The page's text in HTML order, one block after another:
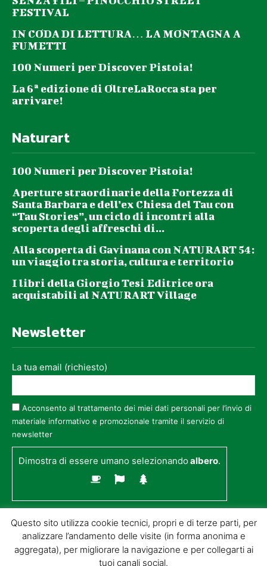
FESTIVAL
IN CODA DI LETTURA… LA MONTAGNA A
FUMETTI
100 Numeri per Discover Pistoia!
La 6ª edizione di OltreLaRocca sta per
arrivare!
Naturart
100 Numeri per Discover Pistoia!
Aperture straordinarie della Fortezza di
Santa Barbara e dell’ex Chiesa del Tau con
“Tau Stories”, un ciclo di incontri alla
scoperta degli affreschi di...
Alla scoperta di Gavinana con NATURART 54:
un viaggio tra storia, cultura e territorio
I libri della Giorgio Tesi Editrice ora
acquistabili al NATURART Village
Newsletter
La tua email (richiesto)
Acconsento al trattamento dei miei dati personali per l’invio di
materiale informativo e promozionale tramite il servizio di
newsletter
Dimostra di essere umano selezionandoalbero.
Questo sito utilizza cookie tecnici, propri e di terze parti, per
analizzare l’andamento delle visite (in forma anonima e
aggregata), per migliorare la navigazione e per collegarti ai
tuoi canali social.